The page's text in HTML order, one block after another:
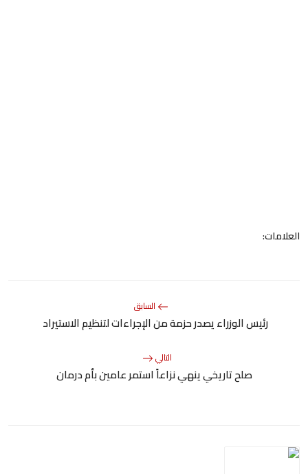
العلامات:
السابق
رئيس الوزراء يصدر حزمة من الإجراءات لتنظيم الاستيراد
التالي
صلح تاريخي ينهي نزاعاً استمر عامين بأم درمان